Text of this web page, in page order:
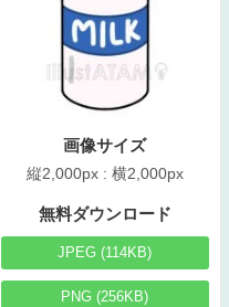
画像サイズ
縦2,000px : 横2,000px
無料ダウンロード
JPEG (114KB)
PNG (256KB)